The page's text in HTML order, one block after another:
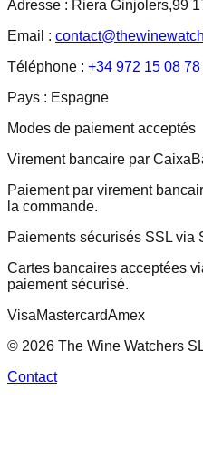
Adresse : Riera Ginjolers,99
Email :
Téléphone : +34 972 15 08 78
Pays : Espagne
Modes de paiement acceptés
Virement bancaire par
Paiement par virement
la commande.
Paiements sécurisés SSL via
Cartes bancaires acceptées
paiement sécurisé.
VisaMastercardAmex
© 2026 The Wine Watchers
Contact